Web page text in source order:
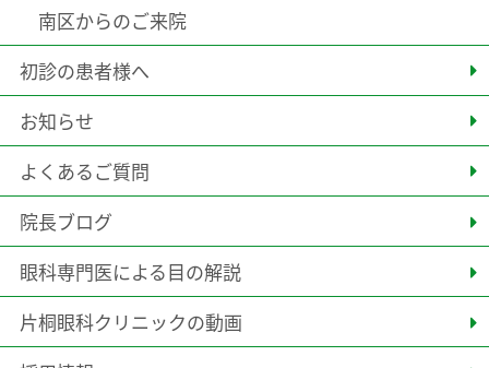
南区からのご来院
初診の患者様へ
お知らせ
よくあるご質問
院長ブログ
眼科専門医による目の解説
片桐眼科クリニックの動画